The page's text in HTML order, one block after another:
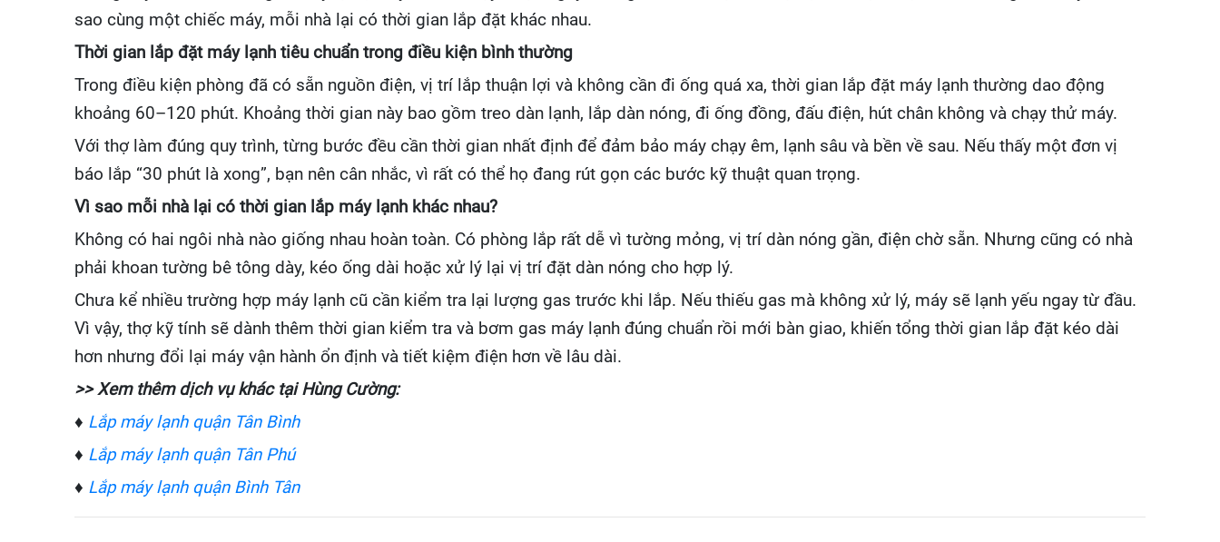
sao cùng một chiếc máy, mỗi nhà lại có thời gian lắp đặt khác nhau.
Thời gian lắp đặt máy lạnh tiêu chuẩn trong điều kiện bình thường
Trong điều kiện phòng đã có sẵn nguồn điện, vị trí lắp thuận lợi và không cần đi ống quá xa, thời gian lắp đặt máy lạnh thường dao động
khoảng 60–120 phút. Khoảng thời gian này bao gồm treo dàn lạnh, lắp dàn nóng, đi ống đồng, đấu điện, hút chân không và chạy thử máy.
Với thợ làm đúng quy trình, từng bước đều cần thời gian nhất định để đảm bảo máy chạy êm, lạnh sâu và bền về sau. Nếu thấy một đơn vị
báo lắp “30 phút là xong”, bạn nên cân nhắc, vì rất có thể họ đang rút gọn các bước kỹ thuật quan trọng.
Vì sao mỗi nhà lại có thời gian lắp máy lạnh khác nhau?
Không có hai ngôi nhà nào giống nhau hoàn toàn. Có phòng lắp rất dễ vì tường mỏng, vị trí dàn nóng gần, điện chờ sẵn. Nhưng cũng có nhà
phải khoan tường bê tông dày, kéo ống dài hoặc xử lý lại vị trí đặt dàn nóng cho hợp lý.
Chưa kể nhiều trường hợp máy lạnh cũ cần kiểm tra lại lượng gas trước khi lắp. Nếu thiếu gas mà không xử lý, máy sẽ lạnh yếu ngay từ đầu.
Vì vậy, thợ kỹ tính sẽ dành thêm thời gian kiểm tra và bơm gas máy lạnh đúng chuẩn rồi mới bàn giao, khiến tổng thời gian lắp đặt kéo dài
hơn nhưng đổi lại máy vận hành ổn định và tiết kiệm điện hơn về lâu dài.
>> Xem thêm dịch vụ khác tại Hùng Cường:
♦ Lắp máy lạnh quận Tân Bình
♦ Lắp máy lạnh quận Tân Phú
♦ Lắp máy lạnh quận Bình Tân